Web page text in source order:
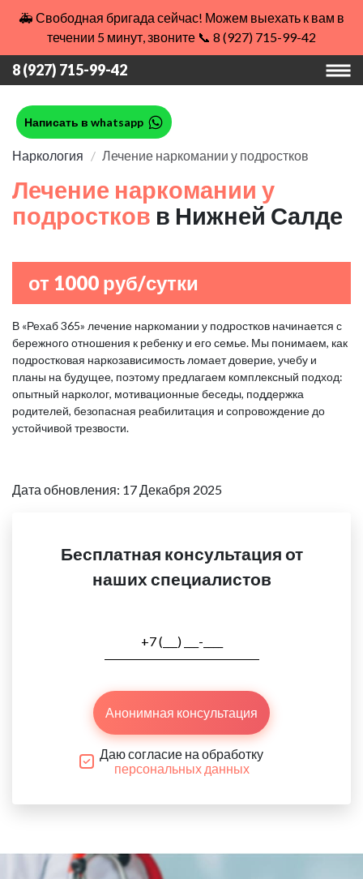
🚑 Свободная бригада сейчас! Можем выехать к вам в
течении 5 минут, звоните 📞 8 (927) 715-99-42
8 (927) 715-99-42
Написать в whatsapp
Наркология Лечение наркомании у подростков
Лечение наркомании у
подростков в Нижней Салде
от 1000 руб/сутки
В «Рехаб 365» лечение наркомании у подростков начинается с
бережного отношения к ребенку и его семье. Мы понимаем, как
подростковая наркозависимость ломает доверие, учебу и
планы на будущее, поэтому предлагаем комплексный подход:
опытный нарколог, мотивационные беседы, поддержка
родителей, безопасная реабилитация и сопровождение до
устойчивой трезвости.
Дата обновления: 17 Декабря 2025
Бесплатная консультация от
наших специалистов
Анонимная консультация
Даю согласие на обработку
персональных данных